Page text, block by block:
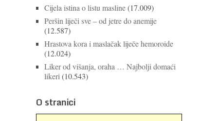
Cijela istina o listu masline(17.009)
Peršin liječi sve – od jetre do anemije
(12.587)
Hrastova kora i maslačak liječe hemoroide
(12.024)
Liker od višanja, oraha … Najbolji domaći
likeri (10.543)
O stranici